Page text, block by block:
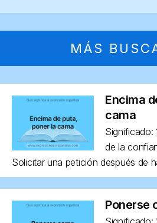
MÁS
Encima
cama
Significado:
de la
Solicitar una petición después de
Ponerse